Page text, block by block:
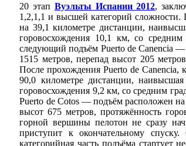
20 этап Вуэльты Испании 2012,
1,2,1,1 и высшей категорий сложности.
на 39,1 километре дистанции,
горовосхождения 10,1 км, со
следующий подъём Puerto de Canencia
1515 метров, перепад высот 205
После прохождения Puerto de
90,0 километре дистанции,
горовосхождения 9,2 км, со средним
Puerto de Cotos — подъём расположен
высот 675 метров, протяжённость
горной вершины пелотон не сразу
приступит к окончательному
категорийная часть подъёма